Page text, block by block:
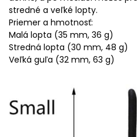
stredné a veľké lopty.
Priemer a hmotnosť:
Malá lopta (35 mm, 36 g)
Stredná lopta (30 mm, 48 g)
Veľká guľa (32 mm, 63 g)